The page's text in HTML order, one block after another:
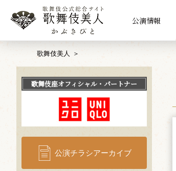
公演情報
歌舞伎美人
歌舞伎座オフィシャル・パートナー
公演チラシアーカイブ